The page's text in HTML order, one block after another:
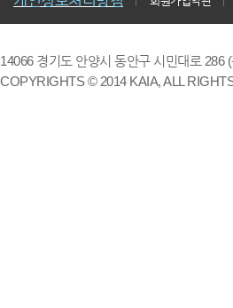
14066 경기도 안양시 동안구 시민대로
COPYRIGHTS © 2014 KAIA, ALL